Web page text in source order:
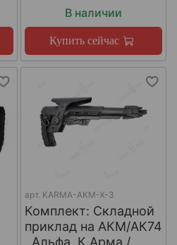
В наличии
Купить сейчас
арт. KARMA-AKM-X-3
Комплект: Складной
приклад на АКМ/АК74